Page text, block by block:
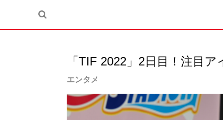
「TIF 2022」2日目！注目
エンタメ